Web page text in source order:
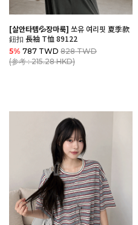
[살안타템💦장마룩] 쏘유 여리핏 夏季款
鈕扣 長袖 T恤 89122
5% 787 TWD 828 TWD
(参考 : 215.28 HKD)